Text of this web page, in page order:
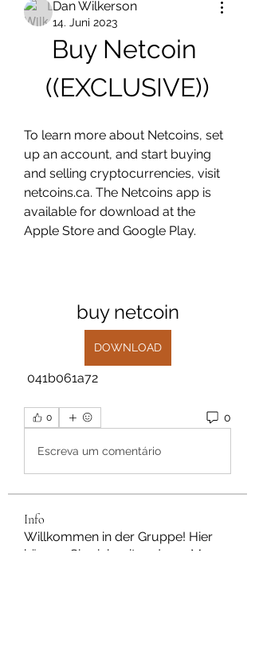
Dan Wilkerson
14. Juni 2023
Buy Netcoin
((EXCLUSIVE))
To learn more about Netcoins, set
up an account, and start buying
and selling cryptocurrencies, visit
netcoins.ca. The Netcoins app is
available for download at the
Apple Store and Google Play.
buy netcoin
DOWNLOAD
041b061a72
0 0
Escreva um comentário
Info
Willkommen in der Gruppe! Hier
können Sie sich mit anderen M